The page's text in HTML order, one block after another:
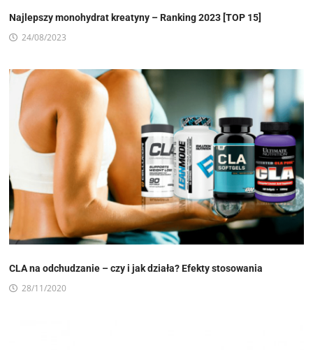
Najlepszy monohydrat kreatyny – Ranking 2023 [TOP 15]
24/08/2023
CLA na odchudzanie – czy i jak działa? Efekty stosowania
28/11/2020